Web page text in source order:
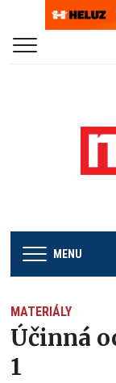
MENU
MATERIÁLY
Účinná
1